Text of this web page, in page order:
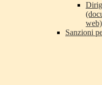
web)
Sanzioni